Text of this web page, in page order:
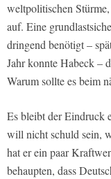
weltpolitischen
auf. Eine
dringend benötigt –
Jahr konnte Habeck –
Warum sollte es beim
Es bleibt der Eindruck
will nicht schuld sein,
hat er ein paar
behaupten, dass